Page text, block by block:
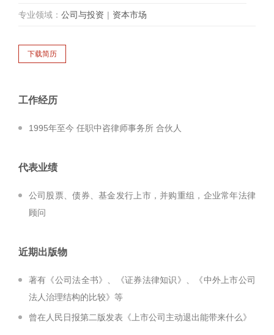
专业领域： 公司与投资 | 资本市场
工作经历
1995年至今 任职中咨律师事务所 合伙人
代表业绩
公司股票、债券、基金发行上市，并购重组，企业常年法律
顾问
近期出版物
著有《公司法全书》、《证券法律知识》、《中外上市公司
法人治理结构的比较》等
曾在人民日报第二版发表《上市公司主动退出能带来什么》